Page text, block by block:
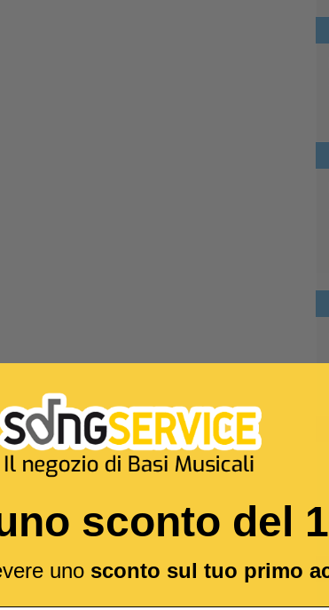
sconto del
uno sconto sul tuo primo